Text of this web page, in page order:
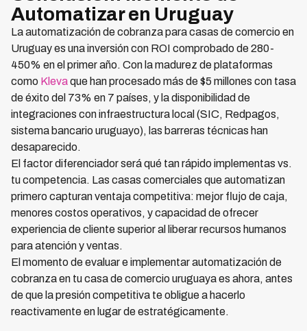
Automatizar en Uruguay
La automatización de cobranza para casas de comercio en
Uruguay es una inversión con ROI comprobado de 280-
450% en el primer año. Con la madurez de plataformas
como Klevaque han procesado más de $5 millones con tasa
de éxito del 73% en 7 países, y la disponibilidad de
integraciones con infraestructura local (SIC, Redpagos,
sistema bancario uruguayo), las barreras técnicas han
desaparecido.
El factor diferenciador será qué tan rápido implementas vs.
tu competencia. Las casas comerciales que automatizan
primero capturan ventaja competitiva: mejor flujo de caja,
menores costos operativos, y capacidad de ofrecer
experiencia de cliente superior al liberar recursos humanos
para atención y ventas.
El momento de evaluar e implementar automatización de
cobranza en tu casa de comercio uruguaya es ahora, antes
de que la presión competitiva te obligue a hacerlo
reactivamente en lugar de estratégicamente.